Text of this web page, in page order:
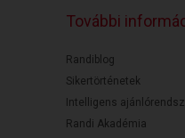
További
Randiblog
Sikertörténetek
Intelligens
Randi Akadémia